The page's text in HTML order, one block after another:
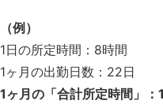
（例）
1日の所定時間：8時間
1ヶ月の出勤日数：22日
1ヶ月の「合計所定時間」